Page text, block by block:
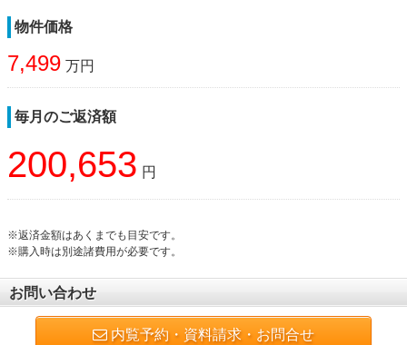
物件価格
7,499 万円
毎月のご返済額
200,653 円
※返済金額はあくまでも目安です。
※購入時は別途諸費用が必要です。
お問い合わせ
内覧予約・資料請求・お問合せ